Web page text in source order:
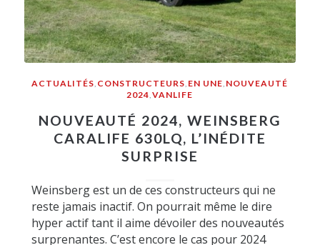
ACTUALITÉS, CONSTRUCTEURS, EN UNE, NOUVEAUTÉ
2024,VANLIFE
NOUVEAUTÉ 2024, WEINSBERG
CARALIFE 630LQ, L’INÉDITE
SURPRISE
Weinsberg est un de ces constructeurs qui ne
reste jamais inactif. On pourrait même le dire
hyper actif tant il aime dévoiler des nouveautés
surprenantes. C’est encore le cas pour 2024